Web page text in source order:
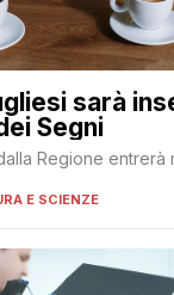
sarà
Segni
Regione
E SCIENZE